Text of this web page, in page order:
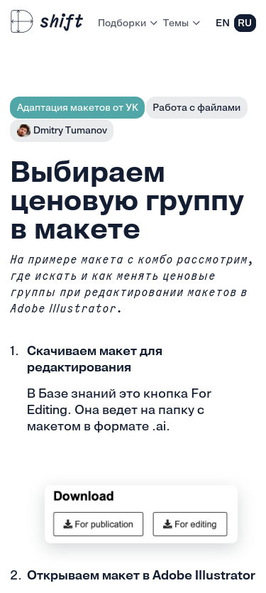
Подборки Темы EN RU
Адаптация макетов от УК
Работа с файлами
Dmitry Tumanov
Выбираем
ценовую группу
в макете
На примере макета с комбо рассмотрим,
где искать и как менять ценовые
группы при редактировании макетов в
Adobe Illustrator.
Скачиваем макет для
редактирования
В Базе знаний это кнопка For
Editing. Она ведет на папку с
макетом в формате .ai.
Открываем макет в Adobe Illustrator